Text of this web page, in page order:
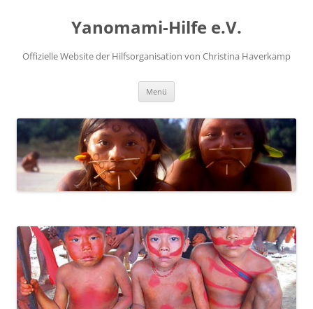
Yanomami-Hilfe e.V.
Offizielle Website der Hilfsorganisation von Christina Haverkamp
Menü